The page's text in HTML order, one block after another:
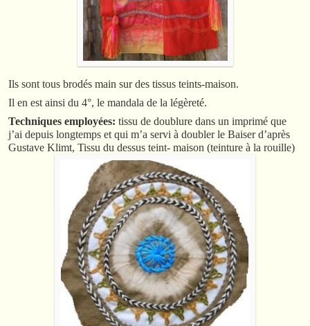
Ils sont tous brodés main sur des tissus teints-maison.
Il en est ainsi du 4°, le mandala de la légèreté.
Techniques employées: tissu de doublure dans un imprimé que
j’ai depuis longtemps et qui m’a servi à doubler le Baiser d’après
Gustave Klimt, Tissu du dessus teint- maison (teinture à la rouille)